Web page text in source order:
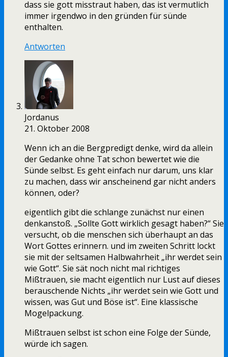
dass sie gott misstraut haben, das ist vermutlich
immer irgendwo in den gründen für sünde
enthalten.
Antworten
Jordanus
21. Oktober 2008
Wenn ich an die Bergpredigt denke, wird da allein
der Gedanke ohne Tat schon bewertet wie die
Sünde selbst. Es geht einfach nur darum, uns klar
zu machen, dass wir anscheinend gar nicht anders
können, oder?
eigentlich gibt die schlange zunächst nur einen
denkanstoß. „Sollte Gott wirklich gesagt haben?“ Sie
versucht, ob die menschen sich überhaupt an das
Wort Gottes erinnern. und im zweiten Schritt lockt
sie mit der seltsamen Halbwahrheit „ihr werdet sein
wie Gott“. Sie sät noch nicht mal richtiges
Mißtrauen, sie macht eigentlich nur Lust auf dieses
berauschende Nichts „ihr werdet sein wie Gott und
wissen, was Gut und Böse ist“. Eine klassische
Mogelpackung.
Mißtrauen selbst ist schon eine Folge der Sünde,
würde ich sagen.